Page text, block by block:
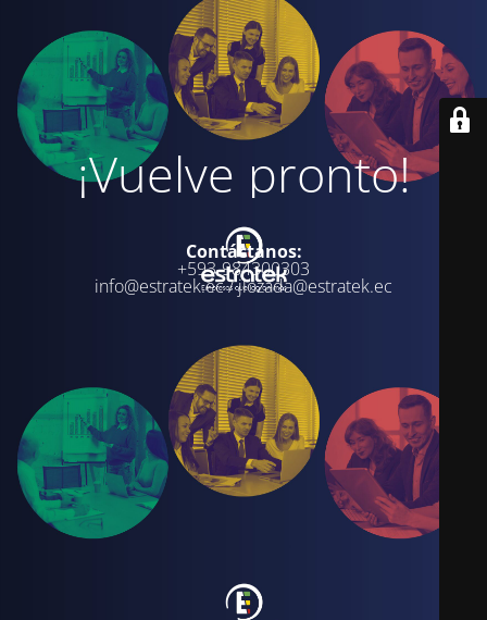
¡Vuelve pronto!
Contáctanos:
+593-984300303
info@estratek.ec / jlozada@estratek.ec